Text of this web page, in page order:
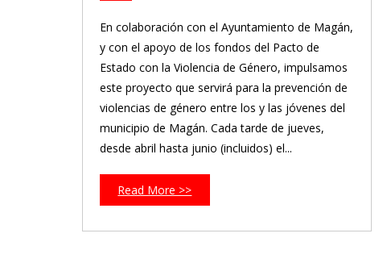
En colaboración con el Ayuntamiento de Magán,
y con el apoyo de los fondos del Pacto de
Estado con la Violencia de Género, impulsamos
este proyecto que servirá para la prevención de
violencias de género entre los y las jóvenes del
municipio de Magán. Cada tarde de jueves,
desde abril hasta junio (incluidos) el...
Read More >>